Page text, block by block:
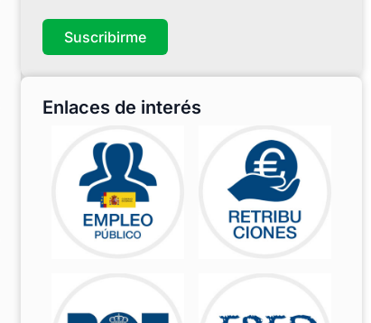
Suscribirme
Enlaces de interés